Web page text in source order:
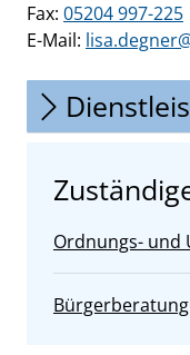
Fax: 05204 997-225
E-Mail:
Ordnungs- und
Bürgerberatung